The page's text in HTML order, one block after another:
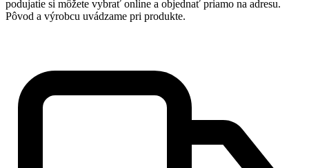
podujatie si môžete vybrať online a objednať priamo na adresu.
Pôvod a výrobcu uvádzame pri produkte.